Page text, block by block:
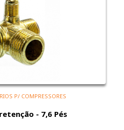
P/ COMPRESSORES
- 7,6 Pés